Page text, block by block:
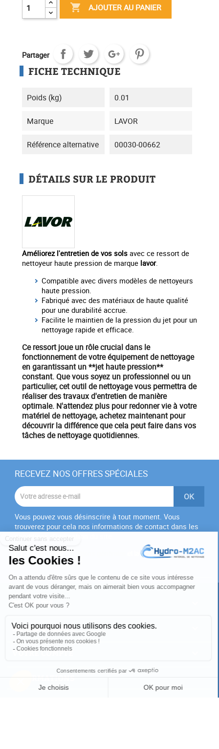
 AJOUTER AU PANIER
Partager
FICHE TECHNIQUE
Poids (kg) 0.01
Marque LAVOR
Référence alternative 00030-00662
DÉTAILS SUR LE PRODUIT
Améliorez l'entretien de vos sols avec ce ressort de
nettoyeur haute pression de marque lavor.
Compatible avec divers modèles de nettoyeurs
haute pression.
Fabriqué avec des matériaux de haute qualité
pour une durabilité accrue.
Facilite le maintien de la pression du jet pour un
nettoyage rapide et efficace.
Ce ressort joue un rôle crucial dans le
fonctionnement de votreéquipementde nettoyage
en garantissant un **jet haute pression**
constant. Que vous soyez un professionnel ou un
particulier, cet outil de nettoyage vous permettra de
réaliser des travaux d'entretien de manière
optimale. N'attendez plus pour redonner vie à votre
matérielde nettoyage, achetez maintenantpour
découvrir la différence que cela peut faire dans vos
tâches de nettoyage quotidiennes.
RECEVEZ NOS OFFRES SPÉCIALES
Vous pouvez vous désinscrire à tout moment. Vous
trouverez pour cela nos informations de contact dans les
conditions d'utilisation du site.
J'accepte lesconditions générales
politique de
confidentialité
PRODUITS
NOTRE SOCIÉTÉ
VOTRE COMPTE